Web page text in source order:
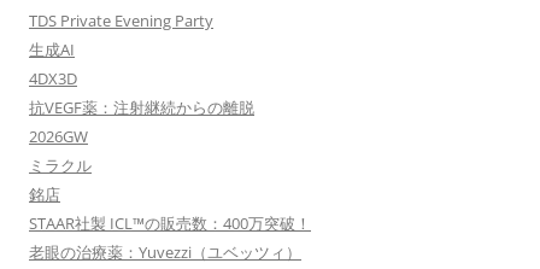
ョ
ン
TDS Private Evening Party
生成AI
4DX3D
抗VEGF薬：注射継続からの離脱
2026GW
ミラクル
銘店
STAAR社製 ICL™の販売数：400万突破！
老眼の治療薬：Yuvezzi（ユベッツィ）